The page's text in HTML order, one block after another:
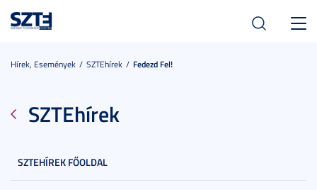
Hírek, Események SZTEhírek Fedezd Fel!
SZTEhírek
SZTEHÍREK FŐOLDAL